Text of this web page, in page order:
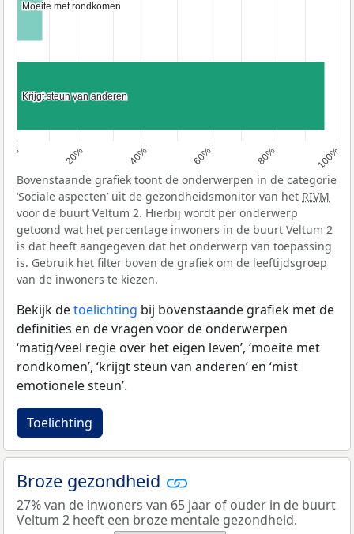
0% 20% 40% 60% 80% 100%
Moeite met rondkomen
Moeite met rondkomen
Krijgt steun van anderen
Krijgt steun van anderen
Bovenstaande grafiek toont de onderwerpen in de categorie
‘Sociale aspecten’ uit de gezondheidsmonitor van het RIVM
voor de buurt Veltum 2. Hierbij wordt per onderwerp
getoond wat het percentage inwoners in de buurt Veltum 2
is dat heeft aangegeven dat het onderwerp van toepassing
is. Gebruik het filter boven de grafiek om de leeftijdsgroep
van de inwoners te kiezen.
Bekijk detoelichting bij bovenstaande grafiek met de
definities en de vragen voor de onderwerpen
‘matig/veel regie over het eigen leven’, ‘moeite met
rondkomen’, ‘krijgt steun van anderen’ en ‘mist
emotionele steun’.
Toelichting
Broze gezondheid
27% van de inwoners van 65 jaar of ouder in de buurt
Veltum 2 heeft een broze mentale gezondheid.